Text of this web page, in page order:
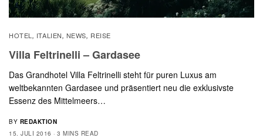
HOTEL, ITALIEN, NEWS, REISE
Villa Feltrinelli – Gardasee
Das Grandhotel Villa Feltrinelli steht für puren Luxus am
weltbekannten Gardasee und präsentiert neu die exklusivste
Essenz des Mittelmeers…
BY REDAKTION
15. JULI 2016
3 MINS READ